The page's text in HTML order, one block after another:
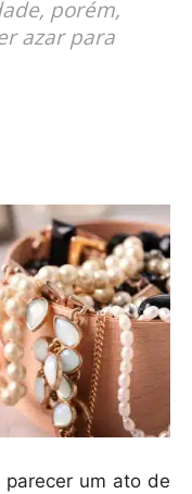
porém,
azar para
parecer um ato de